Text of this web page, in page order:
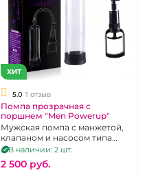
ХИТ
5.0 1 отзыв
Помпа прозрачная с
поршнем "Men Powerup"
Мужская помпа с манжетой,
клапаном и насосом типа
поршень
В наличии: 2 шт.
2 500 pуб.